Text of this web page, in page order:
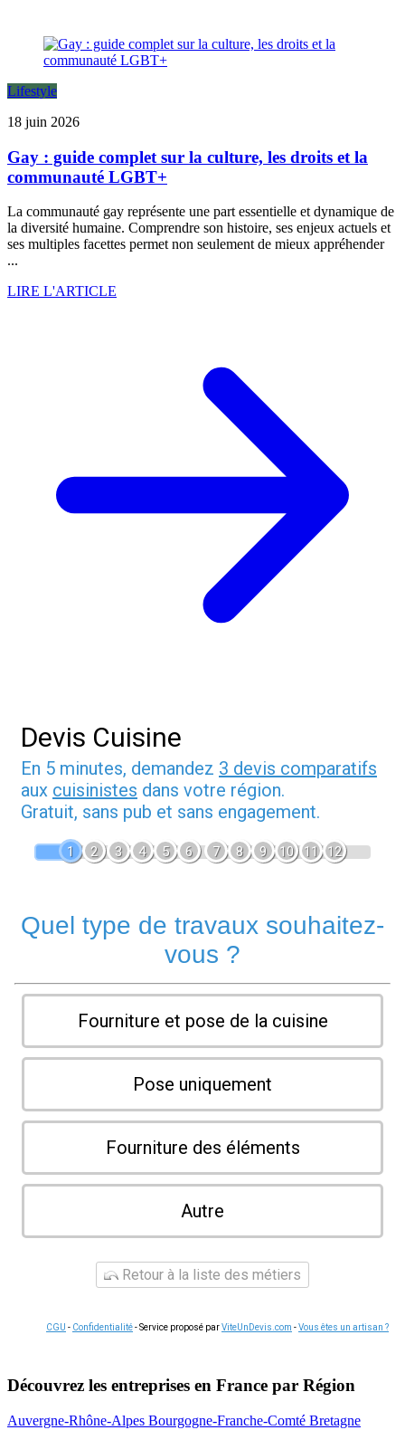
Lifestyle
18 juin 2026
Gay : guide complet sur la culture, les droits et la
communauté LGBT+
La communauté gay représente une part essentielle et dynamique de
la diversité humaine. Comprendre son histoire, ses enjeux actuels et
ses multiples facettes permet non seulement de mieux appréhender
...
LIRE L'ARTICLE
Devis Cuisine
En 5 minutes, demandez 3 devis comparatifs
aux cuisinistes dans votre région.
Gratuit, sans pub et sans engagement.
1 2 3 4 5 6 7 8 9 10 11 12
Quel type de travaux souhaitez-
vous ?
Fourniture et pose de la cuisine
Pose uniquement
Fourniture des éléments
Autre
Retour à la liste des métiers
CGU - Confidentialité- Service proposé parViteUnDevis.com -Vous êtes un artisan ?
Découvrez les entreprises en France par Région
Auvergne-Rhône-Alpes Bourgogne-Franche-Comté Bretagne